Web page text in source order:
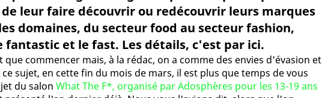
de leur faire découvrir ou redécouvrir leurs marques
domaines, du secteur food au secteur fashion,
fantastic et le fast. Les détails, c'est par ici.
que commencer mais, à la rédac, on a comme des envies d'évasion et
sujet, en cette fin du mois de mars, il est plus que temps de vous
du salon What The F*, organisé par Adosphères pour les 13-19 ans